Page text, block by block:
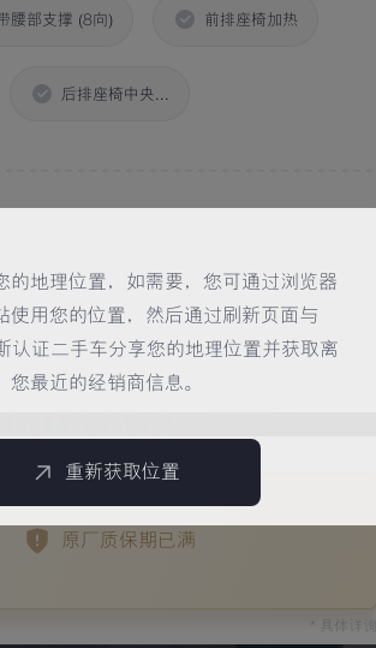
的地理位置，如需要，您可通过浏览器
使用您的位置，然后通过刷新页面与
认证二手车分享您的地理位置并获取离
您最近的经销商信息。
重新获取位置
腰部支撑 (8向) 前排座椅加热
后排座椅中央...
原厂质保期已满
* 具体详